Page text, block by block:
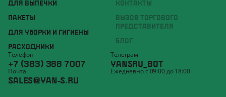
ДЛЯ ВЫПЕЧКИ
ПАКЕТЫ
ДЛЯ УБОРКИ И ГИГИЕНЫ
РАСХОДНИКИ
КОНТАКТЫ
ВЫЗОВ ТОРГОВОГО
ПРЕДСТАВИТЕЛЯ
БЛОГ
Телефон
+7 (383) 388 7007
Телеграм
YANSRU_BOT
Почта
SALES@YAN-S.RU
Ежедневно с 09:00 до 18:00